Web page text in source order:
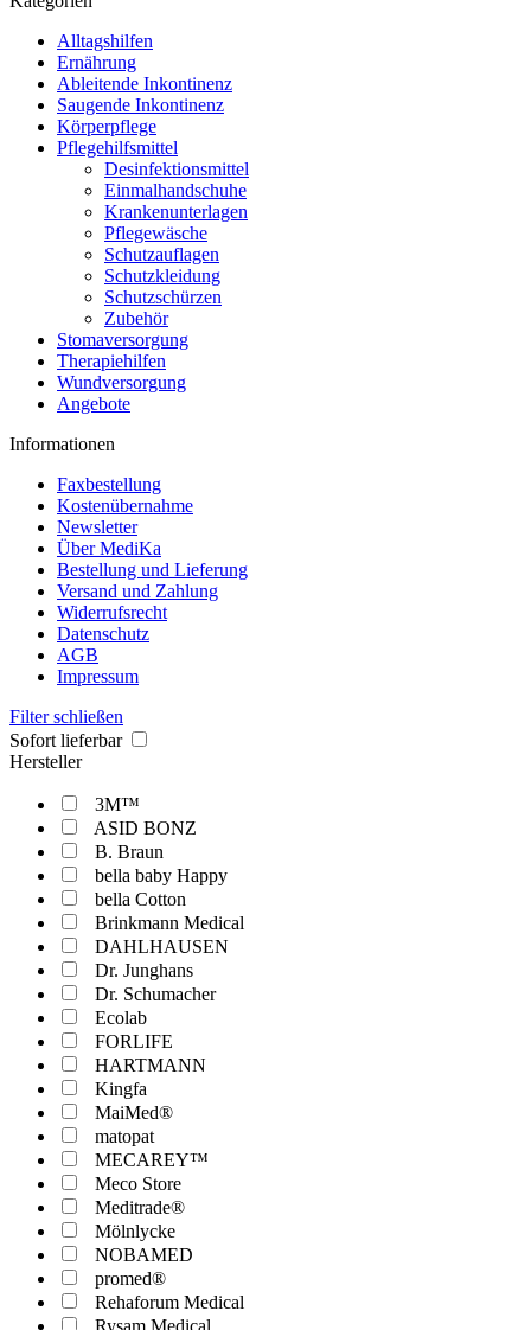
Alltagshilfen
Ernährung
Ableitende Inkontinenz
Saugende Inkontinenz
Körperpflege
Pflegehilfsmittel
Desinfektionsmittel
Einmalhandschuhe
Krankenunterlagen
Pflegewäsche
Schutzauflagen
Schutzkleidung
Schutzschürzen
Zubehör
Stomaversorgung
Therapiehilfen
Wundversorgung
Angebote
Informationen
Faxbestellung
Kostenübernahme
Newsletter
Über MediKa
Bestellung und Lieferung
Versand und Zahlung
Widerrufsrecht
Datenschutz
AGB
Impressum
Filter schließen
Sofort lieferbar
Hersteller
3M™
ASID BONZ
B. Braun
bella baby Happy
bella Cotton
Brinkmann Medical
DAHLHAUSEN
Dr. Junghans
Dr. Schumacher
Ecolab
FORLIFE
HARTMANN
Kingfa
MaiMed®
matopat
MECAREY™
Meco Store
Meditrade®
Mölnlycke
NOBAMED
promed®
Rehaforum Medical
Rysam Medical